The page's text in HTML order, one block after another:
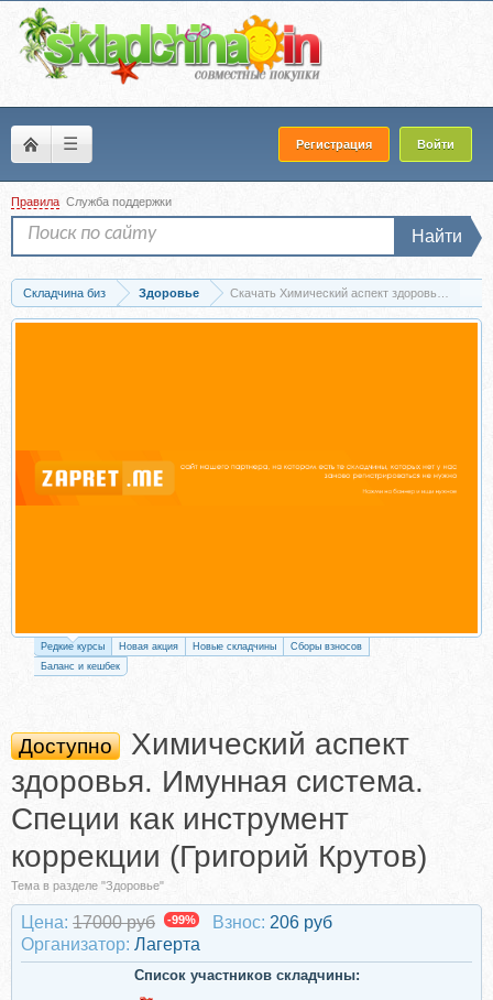
☰ Регистрация Войти
Правила Служба поддержки
Найти
Складчина биз Здоровье Скачать Химический аспект здоровья.
Редкие курсы Новая акция Новые складчины
Сборы взносов
Баланс и кешбек
Доступно
Химический аспект
здоровья. Имунная система.
Специи как инструмент
коррекции (Григорий Крутов)
Тема в разделе "Здоровье"
Цена: 17000 руб -99% Взнос: 206 руб
Организатор: Лагерта
Список участников складчины: